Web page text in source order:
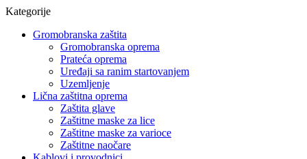
Kategorije
Gromobranska zaštita
Gromobranska oprema
Prateća oprema
Uređaji sa ranim startovanjem
Uzemljenje
Lična zaštitna oprema
Zaštita glave
Zaštitne maske za lice
Zaštitne maske za varioce
Zaštitne naočare